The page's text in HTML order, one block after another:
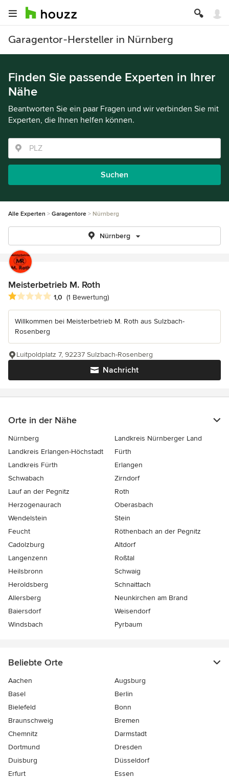
Garagentor-Hersteller in Nürnberg
Finden Sie passende Experten in Ihrer
Nähe
Beantworten Sie ein paar Fragen und wir verbinden Sie mit
Experten, die Ihnen helfen können.
Suchen
Alle Experten Garagentore Nürnberg
Nürnberg
Meisterbetrieb M. Roth
Durchschnittliche Bewertung: 1 von 5 Sternen
1,0 (1 Bewertung)
Willkommen bei Meisterbetrieb M. Roth aus Sulzbach-
Rosenberg
Nachricht
Luitpoldplatz 7, 92237 Sulzbach-Rosenberg
Orte in der Nähe
Nürnberg
Landkreis Nürnberger Land
Landkreis Erlangen-Höchstadt
Fürth
Landkreis Fürth
Erlangen
Schwabach
Zirndorf
Lauf an der Pegnitz
Roth
Herzogenaurach
Oberasbach
Wendelstein
Stein
Feucht
Röthenbach an der Pegnitz
Cadolzburg
Altdorf
Langenzenn
Roßtal
Heilsbronn
Schwaig
Heroldsberg
Schnaittach
Allersberg
Neunkirchen am Brand
Baiersdorf
Weisendorf
Windsbach
Pyrbaum
Beliebte Orte
Aachen
Augsburg
Basel
Berlin
Bielefeld
Bonn
Braunschweig
Bremen
Chemnitz
Darmstadt
Dortmund
Dresden
Duisburg
Düsseldorf
Erfurt
Essen